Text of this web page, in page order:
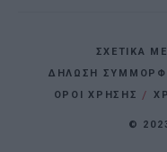
ΣΧΕΤΙΚΑ
ΔΗΛΩΣΗ
ΌΡΟΙ ΧΡΗΣΗΣ
©